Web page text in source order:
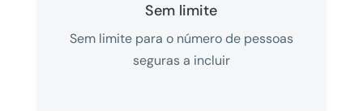
Sem limite
Sem limite para o número de pessoas
seguras a incluir